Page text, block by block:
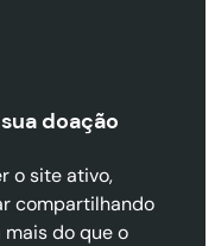
doação
o site ativo,
compartilhando
do que o